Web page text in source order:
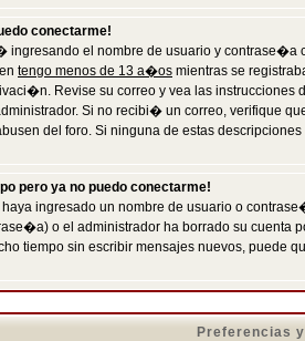
conectarme!
ingresando el nombre de usuario y
tengo menos de 13 a�os mientras se
Revise su correo y vea las
Si no recibi� un correo, verifique
del foro. Si ninguna de estas
pero ya no puedo conectarme!
ingresado un nombre de usuario o
o el administrador ha borrado su
tiempo sin escribir mensajes nuevos, puede
Preferencias